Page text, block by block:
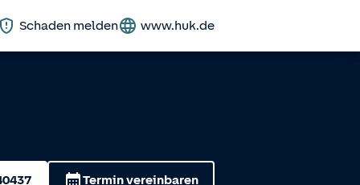
Schaden melden www.huk.de
Termin vereinbaren